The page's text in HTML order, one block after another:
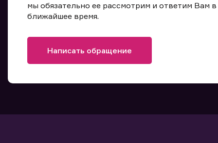
мы обязательно ее рассмотрим и ответим Вам в
ближайшее время.
Написать обращение